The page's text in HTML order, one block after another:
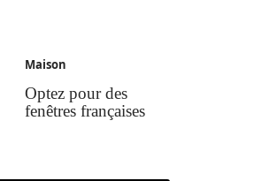
Maison
Optez pour des
fenêtres françaises